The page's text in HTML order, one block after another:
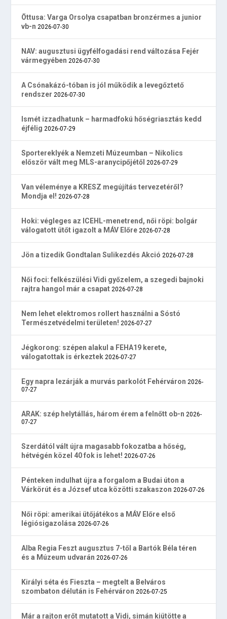
Öttusa: Varga Orsolya csapatban bronzérmes a junior
vb-n 2026-07-30
NAV: augusztusi ügyfélfogadási rend változása Fejér
vármegyében 2026-07-30
A Csónakázó-tóban is jól működik a levegőztető
rendszer 2026-07-30
Ismét izzadhatunk – harmadfokú hőségriasztás kedd
éjfélig 2026-07-29
Sportereklyék a Nemzeti Múzeumban – Nikolics
először vált meg MLS-aranycipőjétől 2026-07-29
Van véleménye a KRESZ megújítás tervezetéről?
Mondja el! 2026-07-28
Hoki: végleges az ICEHL-menetrend, női röpi: bolgár
válogatott ütőt igazolt a MÁV Előre 2026-07-28
Jön a tizedik Gondtalan Sulikezdés Akció 2026-07-28
Női foci: felkészülési Vidi győzelem, a szegedi bajnoki
rajtra hangol már a csapat 2026-07-28
Nem lehet elektromos rollert használni a Sóstó
Természetvédelmi területen! 2026-07-27
Jégkorong: szépen alakul a FEHA19 kerete,
válogatottak is érkeztek 2026-07-27
Egy napra lezárják a murvás parkolót Fehérváron 2026-
07-27
ARAK: szép helytállás, három érem a felnőtt ob-n 2026-
07-27
Szerdától vált újra magasabb fokozatba a hőség,
hétvégén közel 40 fok is lehet! 2026-07-26
Pénteken indulhat újra a forgalom a Budai úton a
Várkörút és a József utca közötti szakaszon 2026-07-26
Női röpi: amerikai ütőjátékos a MÁV Előre első
légiósigazolása 2026-07-26
Alba Regia Feszt augusztus 7-től a Bartók Béla téren
és a Múzeum udvarán 2026-07-26
Királyi séta és Fieszta – megtelt a Belváros
szombaton délután is Fehérváron 2026-07-25
Már a rajton erőt mutatott a Vidi, simán kiütötte a